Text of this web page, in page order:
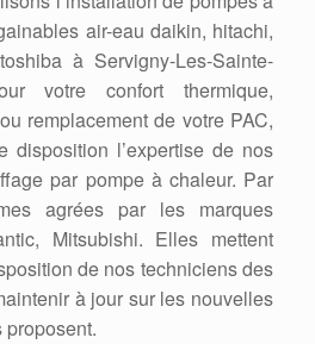
air-eau daikin, hitachi,
à Servigny-Les-Sainte-
votre confort thermique,
remplacement de votre PAC,
disposition l’expertise de nos
par pompe à chaleur. Par
agrées par les marques
Mitsubishi. Elles mettent
de nos techniciens des
à jour sur les nouvelles
proposent.